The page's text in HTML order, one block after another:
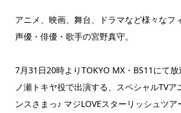
アニメ、映画、舞台、ドラマなど様々なフ
声優・俳優・歌手の宮野真守。
7月31日20時よりTOKYO MX・BS11にて
ノ瀬トキヤ役で出演する、スペシャルTV
ンスさまっ♪ マジLOVEスターリッシュツア